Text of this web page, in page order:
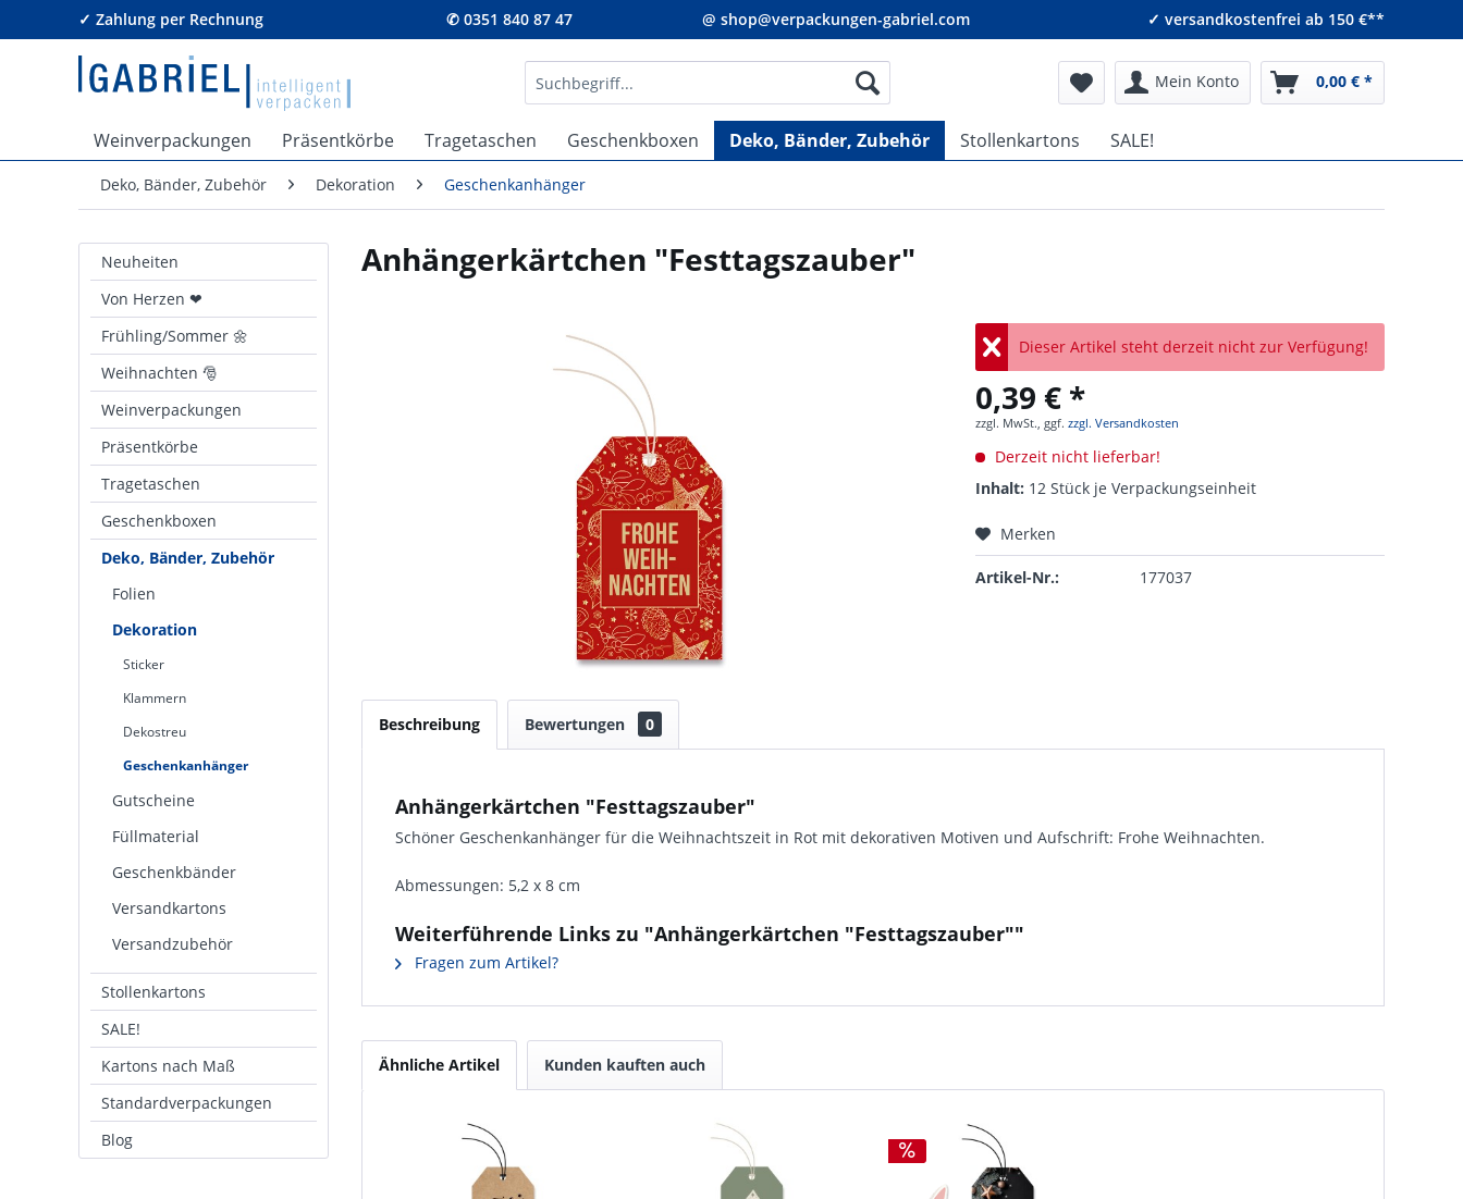
✓ Zahlung per Rechnung ✆ 0351 840 87 47 @ shop@verpackungen-gabriel.com ✓ versandkostenfrei ab 150 €**
Mein Konto 0,00 € *
Weinverpackungen Präsentkörbe Tragetaschen Geschenkboxen Deko, Bänder, Zubehör Stollenkartons SALE!
Deko, Bänder, Zubehör Dekoration Geschenkanhänger
Neuheiten
Von Herzen ❤
Frühling/Sommer 🌼
Weihnachten 🎅
Weinverpackungen
Präsentkörbe
Tragetaschen
Geschenkboxen
Deko, Bänder, Zubehör
Folien
Dekoration
Sticker
Klammern
Dekostreu
Geschenkanhänger
Gutscheine
Füllmaterial
Geschenkbänder
Versandkartons
Versandzubehör
Stollenkartons
SALE!
Kartons nach Maß
Standardverpackungen
Blog
Anhängerkärtchen "Festtagszauber"
Dieser Artikel steht derzeit nicht zur Verfügung!
0,39 € *
zzgl. MwSt., ggf. zzgl. Versandkosten
Derzeit nicht lieferbar!
Inhalt: 12 Stück je Verpackungseinheit
Merken
Artikel-Nr.: 177037
Beschreibung Bewertungen 0
Anhängerkärtchen "Festtagszauber"
Schöner Geschenkanhänger für die Weihnachtszeit in Rot mit dekorativen Motiven und Aufschrift: Frohe Weihnachten.
Abmessungen: 5,2 x 8 cm
Weiterführende Links zu "Anhängerkärtchen "Festtagszauber""
Fragen zum Artikel?
Ähnliche Artikel Kunden kauften auch